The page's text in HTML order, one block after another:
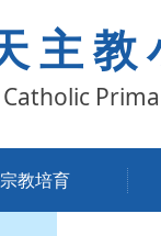
主教
宗教培育